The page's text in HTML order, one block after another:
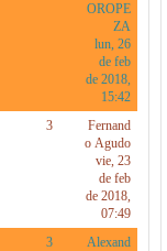
OROPE
ZA
lun, 26
de feb
de 2018,
15:42
3
Fernand
o Agudo
vie, 23
de feb
de 2018,
07:49
3
Alexand